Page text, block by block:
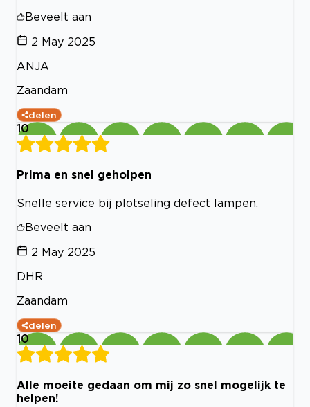
Beveelt aan
2 May 2025
ANJA
Zaandam
delen
10
Prima en snel geholpen
Snelle service bij plotseling defect lampen.
Beveelt aan
2 May 2025
DHR
Zaandam
delen
10
Alle moeite gedaan om mij zo snel mogelijk te
helpen!